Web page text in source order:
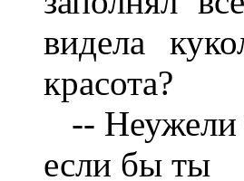
видела
красота?
-- Неужели
если бы ты